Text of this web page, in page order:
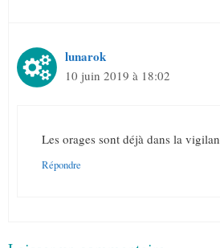
lunarok
10 juin 2019 à 18:02
Les orages sont déjà dans la
Répondre